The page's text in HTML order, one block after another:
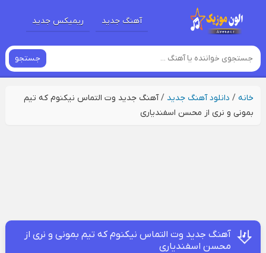
آهنگ جدید ریمیکس جدید
جستجو
خانه/ دانلود آهنگ جدید /آهنگ جدید وت التماس نیکنوم که تیم
بمونی و نری از محسن اسفندیاری
آهنگ جدید وت التماس نیکنوم که تیم بمونی و نری از
محسن اسفندیاری